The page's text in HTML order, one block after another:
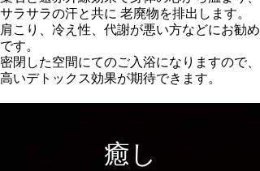
サラサラの汗と共に 老廃物を排出します。
肩こり、冷え性、代謝が悪い方などにお勧め
です。
密閉した空間にてのご入浴になりますので、
高いデトックス効果が期待できます。
癒し